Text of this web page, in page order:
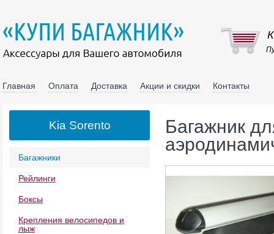
Главная Оплата Доставка Акции и скидки Контакты
Багажники
Рейлинги
Боксы
Крепления велосипедов и
лыж
Багажник
Kia Sorento